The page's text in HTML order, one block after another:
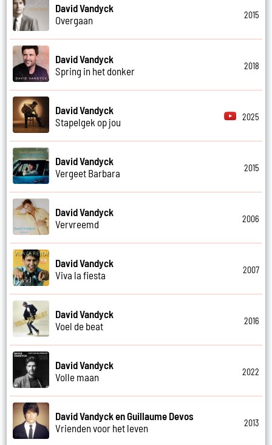
David Vandyck
Overgaan
2015
David Vandyck
Spring in het donker
2018
David Vandyck
Stapelgek op jou
2025
David Vandyck
Vergeet Barbara
2015
David Vandyck
Vervreemd
2006
David Vandyck
Viva la fiesta
2007
David Vandyck
Voel de beat
2016
David Vandyck
Volle maan
2022
David Vandyck en Guillaume Devos
Vrienden voor het leven
2013